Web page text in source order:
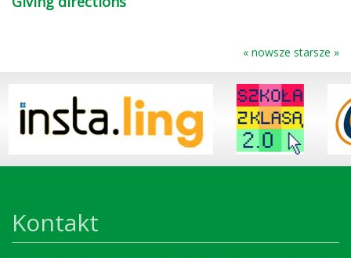
« nowsze starsze »
Kontakt